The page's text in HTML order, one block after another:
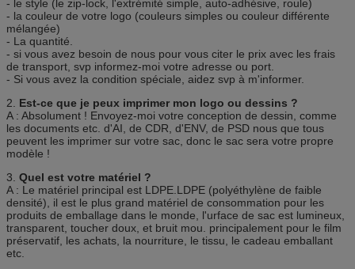
Échantillon
Les divers types sont disponibles
Emballage
- le style (le zip-lock, l'extrémité simple, auto-adhésive, roule)
- la couleur de votre logo (couleurs simples ou couleur différente
mélangée)
- La quantité.
- si vous avez besoin de nous pour vous citer le prix avec les frais
de transport, svp informez-moi votre adresse ou port.
- Si vous avez la condition spéciale, aidez svp à m'informer.
2. Est-ce que je peux imprimer mon logo ou dessins ?
A : Absolument ! Envoyez-moi votre conception de dessin, comme
les documents etc. d'AI, de CDR, d'ENV, de PSD nous que tous
peuvent les imprimer sur votre sac, donc le sac sera votre propre
modèle !
3. Quel est votre matériel ?
A : Le matériel principal est LDPE.LDPE (polyéthylène de faible
densité), il est le plus grand matériel de consommation pour les
produits de emballage dans le monde, l'urface de sac est lumineux,
transparent, toucher doux, et bruit mou. principalement pour le film
préservatif, les achats, la nourriture, le tissu, le cadeau emballant
etc.